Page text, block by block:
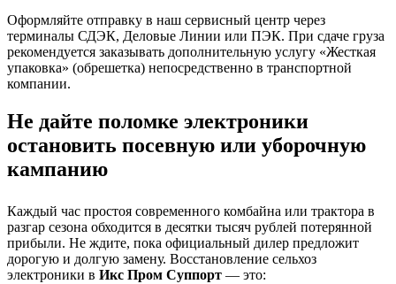
Оформляйте отправку в наш сервисный центр через
терминалы СДЭК, Деловые Линии или ПЭК. При сдаче груза
рекомендуется заказывать дополнительную услугу «Жесткая
упаковка» (обрешетка) непосредственно в транспортной
компании.
Не дайте поломке электроники
остановить посевную или уборочную
кампанию
Каждый час простоя современного комбайна или трактора в
разгар сезона обходится в десятки тысяч рублей потерянной
прибыли. Не ждите, пока официальный дилер предложит
дорогую и долгую замену. Восстановление сельхоз
электроники в Икс Пром Суппорт — это: